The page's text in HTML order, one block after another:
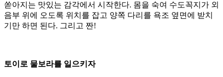
쏟아지는 맛있는 감각에서 시작한다. 몸을 숙여 수도꼭지가 외
음부 위에 오도록 위치를 잡고 양쪽 다리를 욕조 옆면에 받치
기만 하면 된다. 그리고 짠!
토이로 물보라를 일으키자